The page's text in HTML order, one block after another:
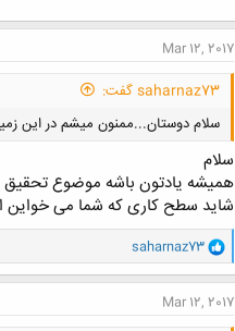
Mar 12, 2017
saharnaz73 گفت:
سلام دوستان...ممنون میشم در این
سلام
همیشه یادتون باشه موضوع
شاید سطح کاری که شما می خواین
و
ا
ک
ش
saharnaz73
Mar 12, 2017